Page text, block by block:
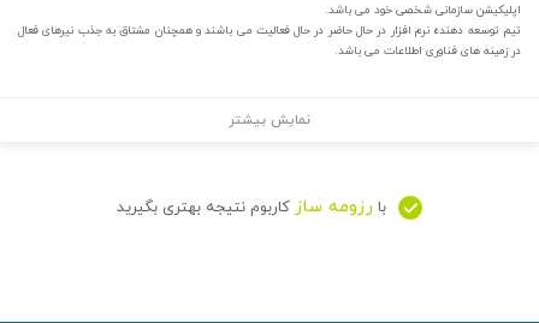
اپلیکیشن سازمانی شخصی خود می باشد.
تیم توسعه دهنده نرم افزار در حال حاضر در حال فعالیت می باشند و همچنان مشتاق به جذب نیرهای فعال
در زمینه های فناوری اطلاعات می باشد.
نمایش بیشتر
با رزومه ساز کاربوم نتیجه بهتری بگیرید